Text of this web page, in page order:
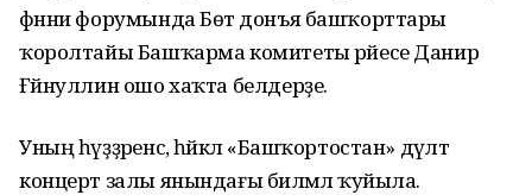
фәнни форумында Бөтә донъя башҡорттары
ҡоролтайы Башҡарма комитеты рәйесе Данир
Ғәйнуллин ошо хаҡта белдерҙе.
Уның һүҙҙәренсә, һәйкәл «Башҡортостан» дәүләт
концерт залы янындағы биләмәлә ҡуйыла.